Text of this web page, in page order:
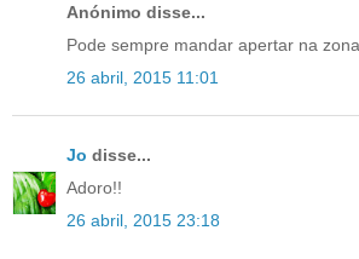
Anónimo disse...
Pode sempre mandar apertar na
26 abril, 2015 11:01
Jo disse...
Adoro!!
26 abril, 2015 23:18